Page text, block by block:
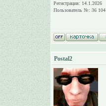
Регистрация: 14.1.2026
Пользователь №: 36 104
Postal2